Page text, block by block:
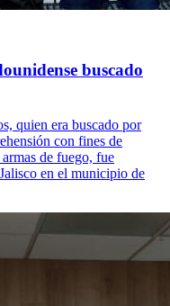
buscado
quien era buscado por
con fines de
de fuego, fue
en el municipio de